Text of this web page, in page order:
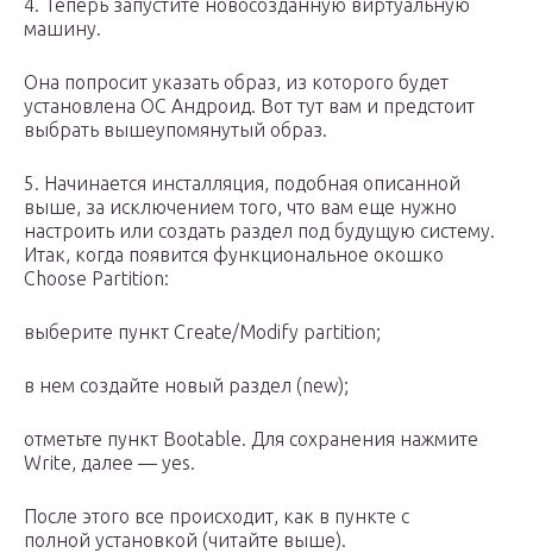
4. Теперь запустите новосозданную виртуальную
машину.
Она попросит указать образ, из которого будет
установлена ОС Андроид. Вот тут вам и предстоит
выбрать вышеупомянутый образ.
5. Начинается инсталляция, подобная описанной
выше, за исключением того, что вам еще нужно
настроить или создать раздел под будущую систему.
Итак, когда появится функциональное окошко
Choose Partition:
выберите пункт Create/Modify partition;
в нем создайте новый раздел (new);
отметьте пункт Bootable. Для сохранения нажмите
Write, далее — yes.
После этого все происходит, как в пункте с
полной установкой (читайте выше).